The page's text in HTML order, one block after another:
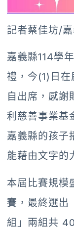
記者蔡佳坊/
嘉義縣114學
禮，今(1)日
自出席，感謝
利慈善事業基
嘉義縣的孩子
能藉由文字的
本屆比賽規模
賽，最終選出
組」兩組共